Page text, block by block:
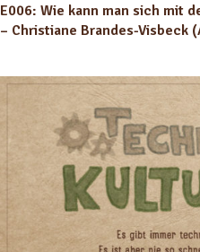
E006: Wie kann man sich mit
– Christiane Brandes-Visbeck